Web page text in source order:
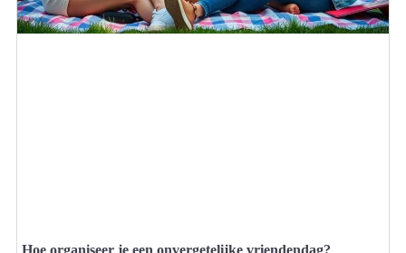
Hoe organiseer je een onvergetelijke vriendendag?